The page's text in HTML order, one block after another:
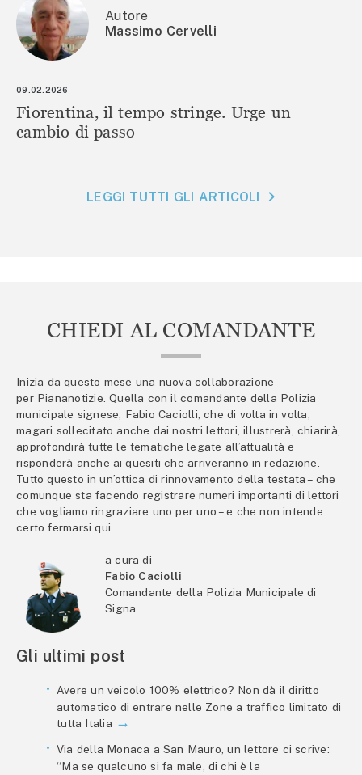
Autore
Massimo Cervelli
09.02.2026
Fiorentina, il tempo stringe. Urge un
cambio di passo
LEGGI TUTTI GLI ARTICOLI
CHIEDI AL COMANDANTE
Inizia da questo mese una nuova collaborazione
per Piananotizie. Quella con il comandante della Polizia
municipale signese, Fabio Caciolli, che di volta in volta,
magari sollecitato anche dai nostri lettori, illustrerà, chiarirà,
approfondirà tutte le tematiche legate all’attualità e
risponderà anche ai quesiti che arriveranno in redazione.
Tutto questo in un’ottica di rinnovamento della testata – che
comunque sta facendo registrare numeri importanti di lettori
che vogliamo ringraziare uno per uno – e che non intende
certo fermarsi qui.
a cura di
Fabio Caciolli
Comandante della Polizia Municipale di
Signa
Gli ultimi post
Avere un veicolo 100% elettrico? Non dà il diritto
automatico di entrare nelle Zone a traffico limitato di
tutta Italia
Via della Monaca a San Mauro, un lettore ci scrive:
“Ma se qualcuno si fa male, di chi è la